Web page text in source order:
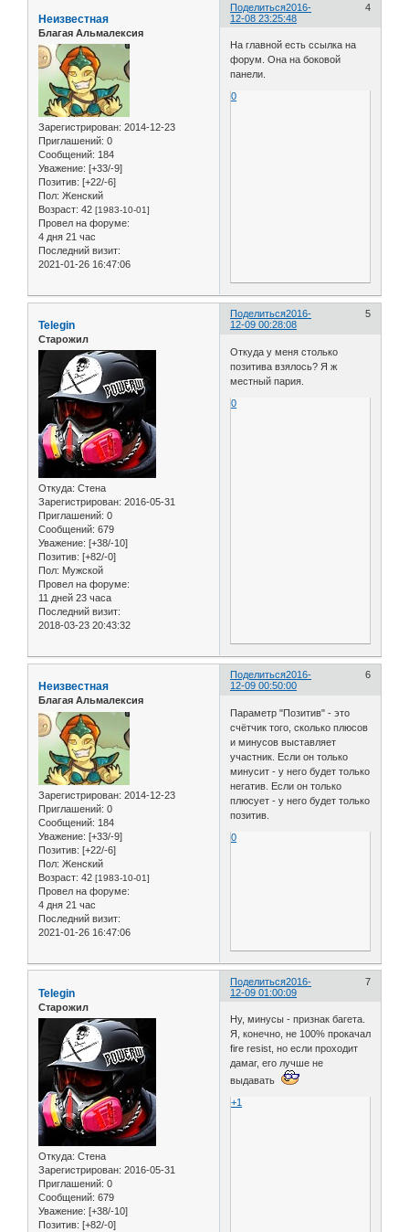
Поделиться 4
2016-
12-08 23:25:48
Неизвестная
Благая Альмалексия
Зарегистрирован: 2014-12-23
Приглашений: 0
Сообщений: 184
Уважение: [+33/-9]
Позитив: [+22/-6]
Пол: Женский
Возраст: 42 [1983-10-01]
Провел на форуме:
4 дня 21 час
Последний визит:
2021-01-26 16:47:06
На главной есть ссылка на
форум. Она на боковой
панели.
0
Поделиться 5
2016-
12-09 00:28:08
Telegin
Старожил
Откуда: Стена
Зарегистрирован: 2016-05-31
Приглашений: 0
Сообщений: 679
Уважение: [+38/-10]
Позитив: [+82/-0]
Пол: Мужской
Провел на форуме:
11 дней 23 часа
Последний визит:
2018-03-23 20:43:32
Откуда у меня столько
позитива взялось? Я ж
местный пария.
0
Поделиться 6
2016-
12-09 00:50:00
Неизвестная
Благая Альмалексия
Зарегистрирован: 2014-12-23
Приглашений: 0
Сообщений: 184
Уважение: [+33/-9]
Позитив: [+22/-6]
Пол: Женский
Возраст: 42 [1983-10-01]
Провел на форуме:
4 дня 21 час
Последний визит:
2021-01-26 16:47:06
Параметр "Позитив" - это
счётчик того, сколько плюсов
и минусов выставляет
участник. Если он только
минусит - у него будет только
негатив. Если он только
плюсует - у него будет только
позитив.
0
Поделиться 7
2016-
12-09 01:00:09
Telegin
Старожил
Откуда: Стена
Зарегистрирован: 2016-05-31
Приглашений: 0
Сообщений: 679
Уважение: [+38/-10]
Позитив: [+82/-0]
Ну, минусы - признак багета.
Я, конечно, не 100% прокачал
fire resist, но если проходит
дамаг, его лучше не
выдавать
+1